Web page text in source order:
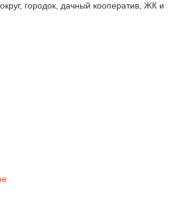
городок, дачный кооператив, ЖК и